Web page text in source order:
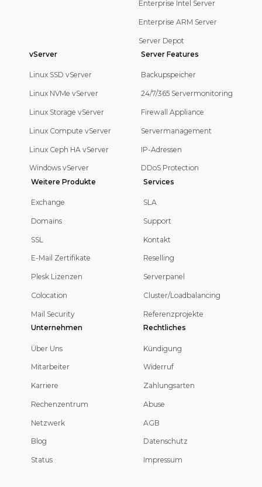
Enterprise Intel Server
Enterprise ARM Server
Server Depot
vServer
Linux SSD vServer
Linux NVMe vServer
Linux Storage vServer
Linux Compute vServer
Linux Ceph HA vServer
Windows vServer
Server Features
Backupspeicher
24/7/365 Servermonitoring
Firewall Appliance
Servermanagement
IP-Adressen
DDoS Protection
Weitere Produkte
Exchange
Domains
SSL
E-Mail Zertifikate
Plesk Lizenzen
Colocation
Mail Security
Services
SLA
Support
Kontakt
Reselling
Serverpanel
Cluster/Loadbalancing
Referenzprojekte
Unternehmen
Über Uns
Mitarbeiter
Karriere
Rechenzentrum
Netzwerk
Blog
Status
Rechtliches
Kündigung
Widerruf
Zahlungsarten
Abuse
AGB
Datenschutz
Impressum